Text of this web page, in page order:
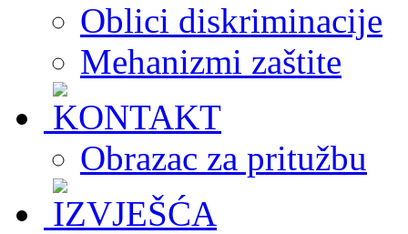
Oblici diskriminacije
Mehanizmi zaštite
Obrazac za pritužbu